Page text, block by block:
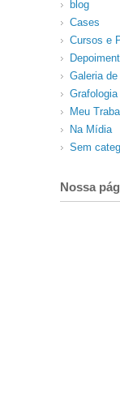
blog
Cases
Cursos e
Galeria
Grafologia
Meu
Na Mídia
Sem
Nossa